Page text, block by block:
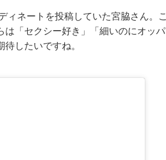
ィネート を投稿していた宮脇さん。こ
「セクシー好き」「細いのにオッパ
したいですね。